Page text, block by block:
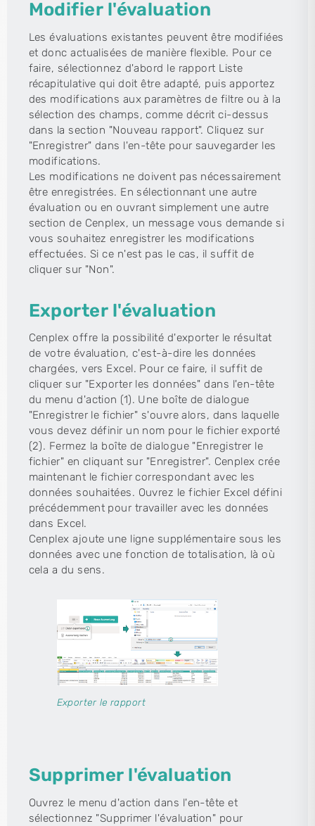
Modifier l'évaluation
Les évaluations existantes peuvent être modifiées
et donc actualisées de manière flexible. Pour ce
faire, sélectionnez d'abord le rapport Liste
récapitulative qui doit être adapté, puis apportez
des modifications aux paramètres de filtre ou à la
sélection des champs, comme décrit ci-dessus
dans la section "Nouveau rapport". Cliquez sur
"Enregistrer" dans l'en-tête pour sauvegarder les
modifications.
Les modifications ne doivent pas nécessairement
être enregistrées. En sélectionnant une autre
évaluation ou en ouvrant simplement une autre
section de Cenplex, un message vous demande si
vous souhaitez enregistrer les modifications
effectuées. Si ce n'est pas le cas, il suffit de
cliquer sur "Non".
Exporter l'évaluation
Cenplex offre la possibilité d'exporter le résultat
de votre évaluation, c'est-à-dire les données
chargées, vers Excel. Pour ce faire, il suffit de
cliquer sur "Exporter les données" dans l'en-tête
du menu d'action (1). Une boîte de dialogue
"Enregistrer le fichier" s'ouvre alors, dans laquelle
vous devez définir un nom pour le fichier exporté
(2). Fermez la boîte de dialogue "Enregistrer le
fichier" en cliquant sur "Enregistrer". Cenplex crée
maintenant le fichier correspondant avec les
données souhaitées. Ouvrez le fichier Excel défini
précédemment pour travailler avec les données
dans Excel.
Cenplex ajoute une ligne supplémentaire sous les
données avec une fonction de totalisation, là où
cela a du sens.
Exporter le rapport
Supprimer l'évaluation
Ouvrez le menu d'action dans l'en-tête et
sélectionnez "Supprimer l'évaluation" pour